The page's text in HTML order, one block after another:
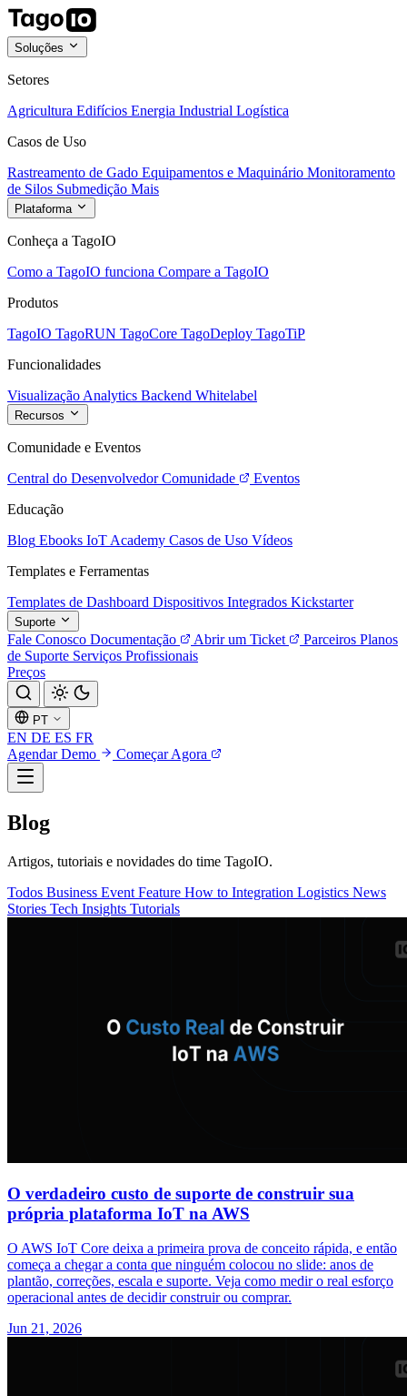
Soluções
Setores
Agricultura Edifícios Energia Industrial Logística
Casos de Uso
Rastreamento de Gado Equipamentos e Maquinário Monitoramento
de Silos Submedição Mais
Plataforma
Conheça a TagoIO
Como a TagoIO funciona Compare a TagoIO
Produtos
TagoIO TagoRUN TagoCore TagoDeploy TagoTiP
Funcionalidades
Visualização Analytics Backend Whitelabel
Recursos
Comunidade e Eventos
Central do Desenvolvedor Comunidade
Eventos
Educação
Blog Ebooks IoT Academy Casos de Uso Vídeos
Templates e Ferramentas
Templates de Dashboard Dispositivos Integrados Kickstarter
Suporte
Fale Conosco Documentação Abrir um Ticket Parceiros Planos
de Suporte Serviços Profissionais
Preços
PT
EN DE ES FR
Agendar Demo
Começar Agora
Blog
Artigos, tutoriais e novidades do time TagoIO.
Todos Business Event Feature How to Integration Logistics News
Stories Tech Insights Tutorials
O verdadeiro custo de suporte de construir sua
própria plataforma IoT na AWS
O AWS IoT Core deixa a primeira prova de conceito rápida, e então
começa a chegar a conta que ninguém colocou no slide: anos de
plantão, correções, escala e suporte. Veja como medir o real esforço
operacional antes de decidir construir ou comprar.
Jun 21, 2026